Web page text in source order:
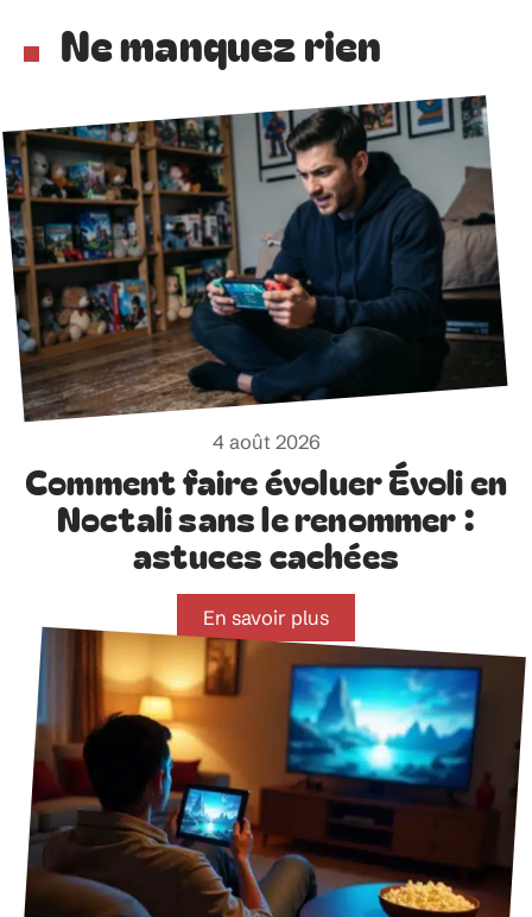
Ne manquez rien
4 août 2026
Comment faire évoluer Évoli en
Noctali sans le renommer :
astuces cachées
En savoir plus